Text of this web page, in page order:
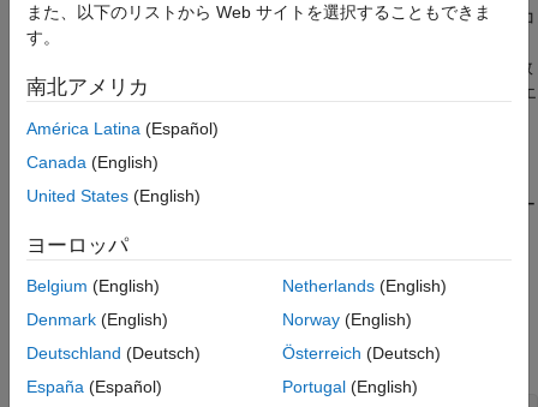
C Function ブロック内のカスタム コードに
対する Polyspace 解析の実行
前提条件
C Function ブロック内のカスタム コードに
対する Polyspace 解析を実行するためのモ
デルを開く
特定された問題の修正
Simulink®から C Function(Simulink)ブロック内のカスタム C コ
ードに対する Polyspace
は、Simulink モデルで指定された設計範囲指定、性質、入力の数
などのモデル固有の情報を保持しながら、カスタム C コードのエ
前提条件
Simulink から Polyspace を実行する前に、Polyspace インストー
MATLAB や Simulink との Polyspace の統合
い。
この例で使用されるモデルを開くには、MATLAB コマンド ウィ
ンドウで以下を実行します。
また、以下のリストから Web サイトを選択することもできま
す。
南北アメリカ
América Latina (Español)
Canada (English)
United States (English)
ヨーロッパ
Belgium (English)
Denmark (English)
Deutschland (Deutsch)
España (Español)
Netherlands(English)
Norway(English)
Österreich (Deutsch)
Portugal(English)